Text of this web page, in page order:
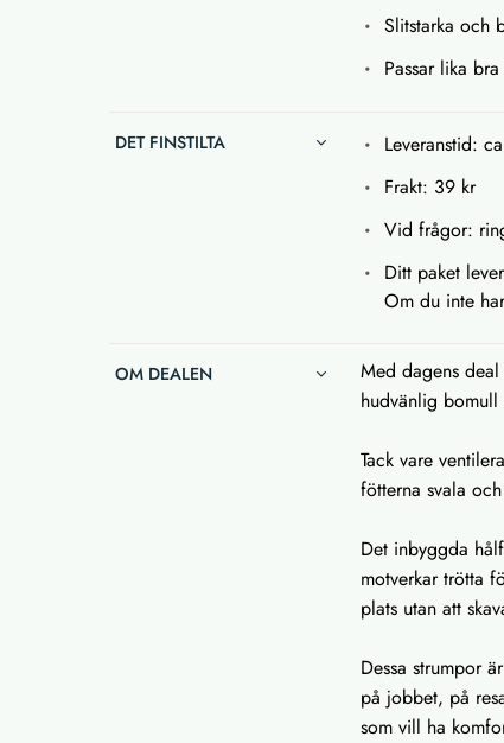
Slitstarka och
Passar lika
DET FINSTILTA
Leveranstid:
Frakt: 39 kr
Vid frågor:
Ditt paket
Om du inte
OM DEALEN
Med dagens
hudvänlig bomull
Tack vare
fötterna svala
Det inbyggda
motverkar trötta
plats utan att
Dessa strumpor
på jobbet, på
som vill ha